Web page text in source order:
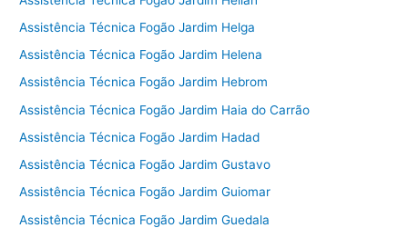
Assistência Técnica Fogão Jardim Helga
Assistência Técnica Fogão Jardim Helena
Assistência Técnica Fogão Jardim Hebrom
Assistência Técnica Fogão Jardim Haia do Carrão
Assistência Técnica Fogão Jardim Hadad
Assistência Técnica Fogão Jardim Gustavo
Assistência Técnica Fogão Jardim Guiomar
Assistência Técnica Fogão Jardim Guedala